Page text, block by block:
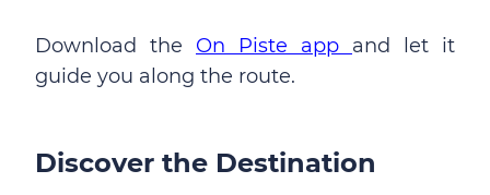
Download the On Piste app and let it
guide you along the route.
Discover the Destination